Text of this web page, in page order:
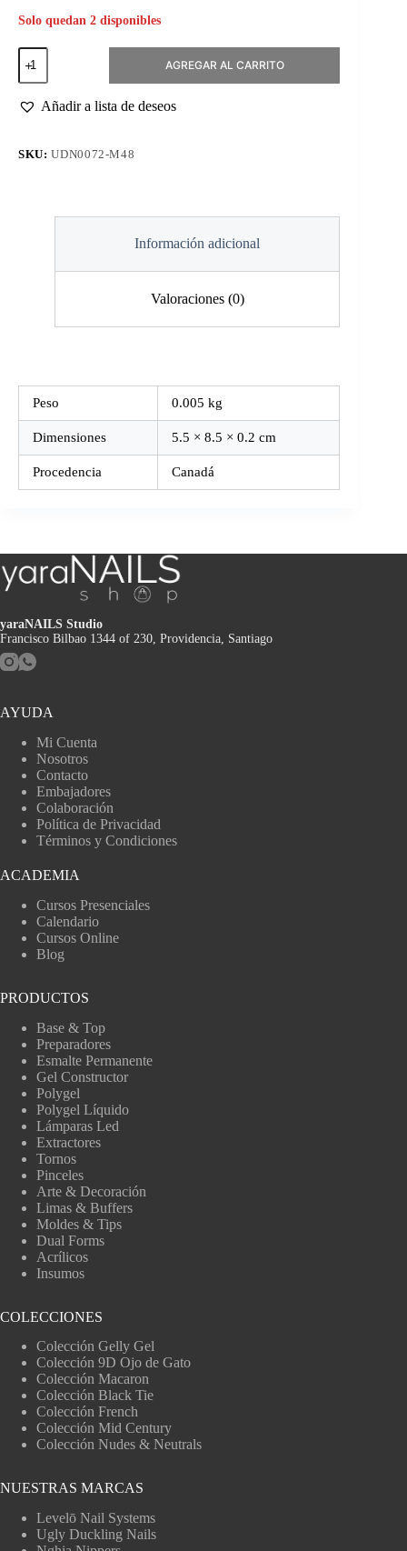
Solo quedan 2 disponibles
Pointed
Back
Rhinestones
Champagne • Marquis
4X8mm
AGREGAR AL CARRITO
Añadir a lista de deseos
SKU:UDN0072-M48
Información adicional
Valoraciones (0)
Peso 0.005 kg
Dimensiones 5.5 × 8.5 × 0.2 cm
Procedencia Canadá
yaraNAILS Studio
Francisco Bilbao 1344 of 230, Providencia, Santiago
AYUDA
Mi Cuenta
Nosotros
Contacto
Embajadores
Colaboración
Política de Privacidad
Términos y Condiciones
ACADEMIA
Cursos Presenciales
Calendario
Cursos Online
Blog
PRODUCTOS
Base & Top
Preparadores
Esmalte Permanente
Gel Constructor
Polygel
Polygel Líquido
Lámparas Led
Extractores
Tornos
Pinceles
Arte & Decoración
Limas & Buffers
Moldes & Tips
Dual Forms
Acrílicos
Insumos
COLECCIONES
Colección Gelly Gel
Colección 9D Ojo de Gato
Colección Macaron
Colección Black Tie
Colección French
Colección Mid Century
Colección Nudes & Neutrals
NUESTRAS MARCAS
Levelō Nail Systems
Ugly Duckling Nails